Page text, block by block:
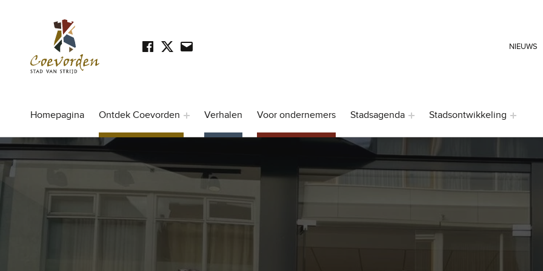
Stad Coevorden
STAD VAN STRIJD
SOCIAL LINKS
Facebook
Twitter
NIEUWS
Homepagina Ontdek Coevorden Verhalen Voor ondernemers Stadsagenda Stadsontwikkeling